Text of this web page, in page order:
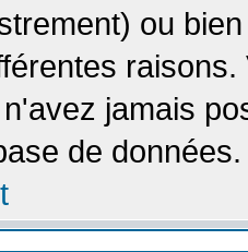
ou
jamais
de